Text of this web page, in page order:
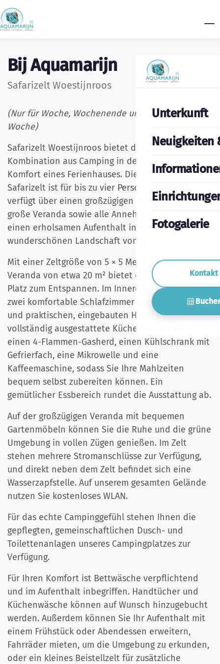
Unterkunft
Neuigkeiten
Fotogalerie
Kontakt
Bij Aquamarijn
Safarizelt Woestijnroos
(Nur für Woche, Wochenende und Mitte der
Woche)
Safarizelt Woestijnroos bietet die perfekte
Kombination aus Camping in der Natur und dem
Komfort eines Ferienhauses. Dieses geräumige
Safarizelt ist für bis zu vier Personen geeignet und
verfügt über einen großzügigen Wohnbereich, eine
große Veranda sowie alle Annehmlichkeiten für
einen erholsamen Aufenthalt in der
wunderschönen Landschaft von Drenthe.
Mit einer Zeltgröße von 5 × 5 Metern und einer
Veranda von etwa 20 m² bietet das Safarizelt viel
Platz zum Entspannen. Im Inneren befinden sich
zwei komfortable Schlafzimmer mit Doppelbetten
und praktischen, eingebauten Holzschränken. Die
vollständig ausgestattete Küche verfügt über
einen 4-Flammen-Gasherd, einen Kühlschrank mit
Gefrierfach, eine Mikrowelle und eine
Kaffeemaschine, sodass Sie Ihre Mahlzeiten
bequem selbst zubereiten können. Ein
gemütlicher Essbereich rundet die Ausstattung ab.
Auf der großzügigen Veranda mit bequemen
Gartenmöbeln können Sie die Ruhe und die grüne
Umgebung in vollen Zügen genießen. Im Zelt
stehen mehrere Stromanschlüsse zur Verfügung,
und direkt neben dem Zelt befindet sich eine
Wasserzapfstelle. Auf unserem gesamten Gelände
nutzen Sie kostenloses WLAN.
Für das echte Campinggefühl stehen Ihnen die
gepflegten, gemeinschaftlichen Dusch- und
Toilettenanlagen unseres Campingplatzes zur
Verfügung.
Für Ihren Komfort ist Bettwäsche verpflichtend
und im Aufenthalt inbegriffen. Handtücher und
Küchenwäsche können auf Wunsch hinzugebucht
werden. Außerdem können Sie Ihr Aufenthalt mit
einem Frühstück oder Abendessen erweitern,
Fahrräder mieten, um die Umgebung zu erkunden,
oder ein kleines Beistellzelt für zusätzliche